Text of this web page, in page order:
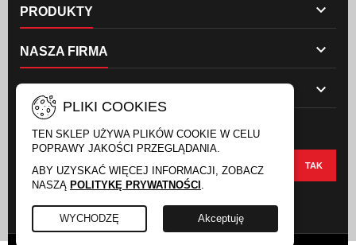
PRODUKTY 
NASZA FIRMA 

PLIKI COOKIES
TEN SKLEP UŻYWA PLIKÓW COOKIE W CELU
POPRAWY JAKOŚCI PRZEGLĄDANIA.
ABY UZYSKAĆ WIĘCEJ INFORMACJI, ZOBACZ
NASZĄ POLITYKĘ PRYWATNOŚCI .
WYCHODZĘ Akceptuję
NEWSLETTER
FACEBOOKINSTAGRAM